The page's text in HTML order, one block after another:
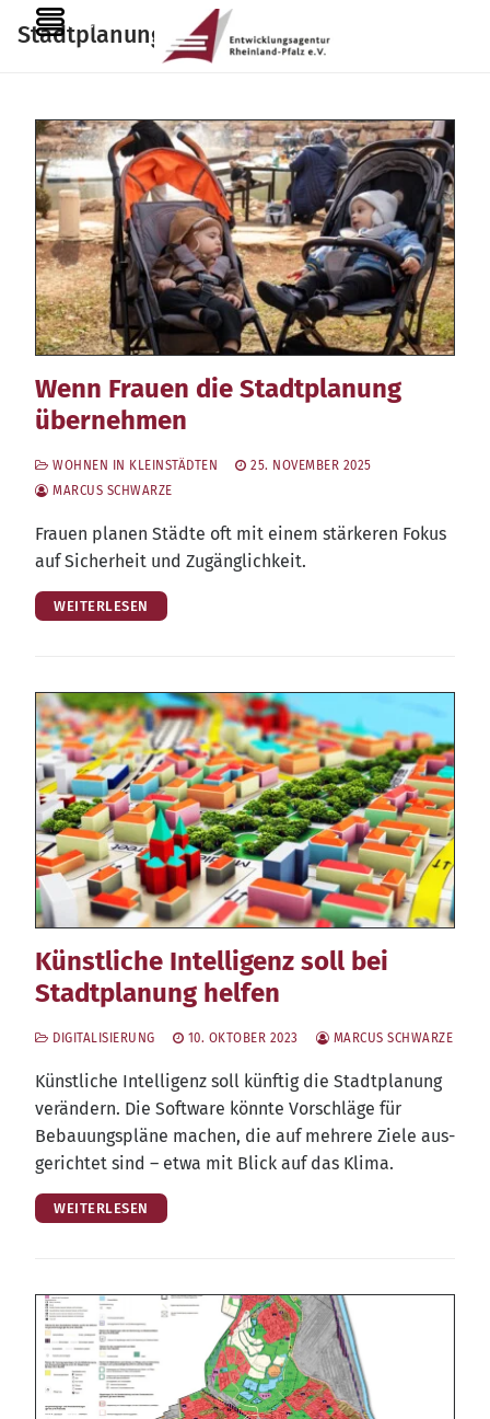
Inhalt
Stadtplanung
Wenn Frauen die Stadtplanung
übernehmen
WOHNEN IN KLEINSTÄDTEN
25. NOVEMBER 2025
MARCUS SCHWARZE
Frau­en pla­nen Städ­te oft mit einem stär­ke­ren Fokus
auf Sicher­heit und Zugänglichkeit.
WEITERLESEN
Künstliche Intelligenz soll bei
Stadtplanung helfen
DIGITALISIERUNG 10. OKTOBER 2023 MARCUS SCHWARZE
Künst­li­che Intel­li­genz soll künf­tig die Stadt­pla­nung
ver­än­dern. Die Soft­ware könn­te Vor­schlä­ge für
Bebau­ungs­plä­ne machen, die auf meh­re­re Zie­le aus­
ge­rich­tet sind – etwa mit Blick auf das Klima.
WEITERLESEN
MENU